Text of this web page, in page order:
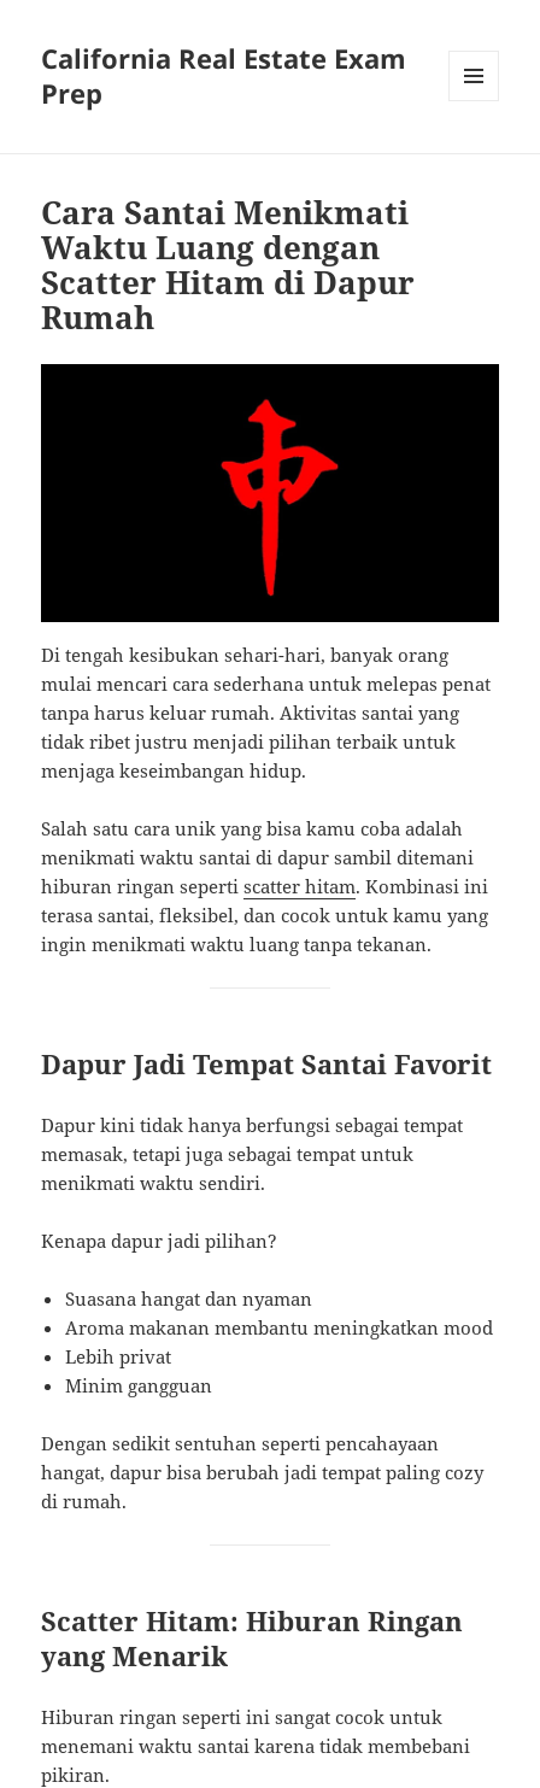
California Real Estate Exam
Prep
Cara Santai Menikmati
Waktu Luang dengan
Scatter Hitam di Dapur
Rumah
Di tengah kesibukan sehari-hari, banyak orang
mulai mencari cara sederhana untuk melepas penat
tanpa harus keluar rumah. Aktivitas santai yang
tidak ribet justru menjadi pilihan terbaik untuk
menjaga keseimbangan hidup.
Salah satu cara unik yang bisa kamu coba adalah
menikmati waktu santai di dapur sambil ditemani
hiburan ringan sepertiscatter hitam. Kombinasi ini
terasa santai, fleksibel, dan cocok untuk kamu yang
ingin menikmati waktu luang tanpa tekanan.
Dapur Jadi Tempat Santai Favorit
Dapur kini tidak hanya berfungsi sebagai tempat
memasak, tetapi juga sebagai tempat untuk
menikmati waktu sendiri.
Kenapa dapur jadi pilihan?
Suasana hangat dan nyaman
Aroma makanan membantu meningkatkan mood
Lebih privat
Minim gangguan
Dengan sedikit sentuhan seperti pencahayaan
hangat, dapur bisa berubah jadi tempat paling cozy
di rumah.
Scatter Hitam: Hiburan Ringan
yang Menarik
Hiburan ringan seperti ini sangat cocok untuk
menemani waktu santai karena tidak membebani
pikiran.